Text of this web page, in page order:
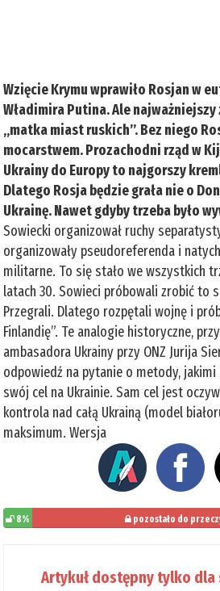
Wzięcie Krymu wprawiło Rosjan w
Władimira Putina. Ale najważniejszy
„matka miast ruskich”. Bez niego
mocarstwem. Prozachodni rząd w
Ukrainy do Europy to najgorszy
Dlatego Rosja będzie grała nie o
Ukrainę. Nawet gdyby trzeba było
Sowiecki organizował ruchy
organizowały pseudoreferenda i
militarne. To się stało we wszystkich
latach 30. Sowieci próbowali zrobić to
Przegrali. Dlatego rozpętali wojnę i
Finlandię”. Te analogie historyczne,
ambasadora Ukrainy przy ONZ Jurija
odpowiedź na pytanie o metody, jakimi
swój cel na Ukrainie. Sam cel jest
kontrola nad całą Ukrainą (model
maksimum. Wersja
8% pozostało do
Artykuł dostępny tylko